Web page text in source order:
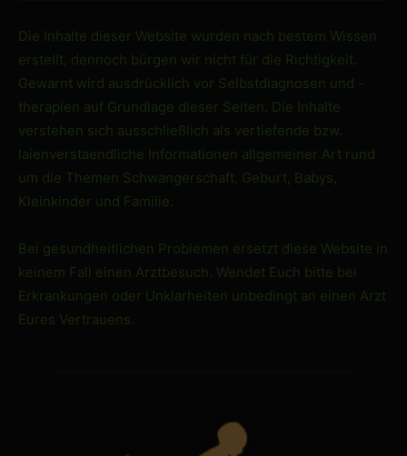
Die Inhalte dieser Website wurden nach bestem Wissen
erstellt, dennoch bürgen wir nicht für die Richtigkeit.
Gewarnt wird ausdrücklich vor Selbstdiagnosen und -
therapien auf Grundlage dieser Seiten. Die Inhalte
verstehen sich ausschließlich als vertiefende bzw.
laienverstaendliche Informationen allgemeiner Art rund
um die Themen Schwangerschaft, Geburt, Babys,
Kleinkinder und Familie.
Bei gesundheitlichen Problemen ersetzt diese Website in
keinem Fall einen Arztbesuch. Wendet Euch bitte bei
Erkrankungen oder Unklarheiten unbedingt an einen Arzt
Eures Vertrauens.